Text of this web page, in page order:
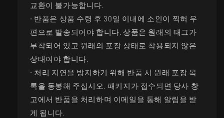
교환이 불가능합니다.
- 반품은 상품 수령 후 30일 이내에 소인이 찍혀 우
편으로 발송되어야 합니다. 상품은 원래의 태그가
부착되어 있고 원래의 포장 상태로 착용되지 않은
상태여야 합니다.
- 처리 지연을 방지하기 위해 반품 시 원래 포장 목
록을 동봉해 주십시오. 패키지가 접수되면 당사 창
고에서 반품을 처리하며 이메일을 통해 알림을 받
게 됩니다.